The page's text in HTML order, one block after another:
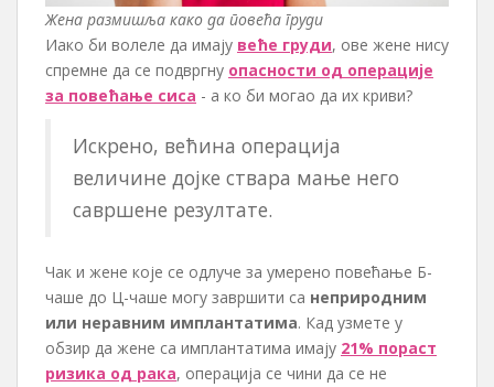
Жена размишља како да повећа груди
Иако би волеле да имају веће груди, ове жене нису
спремне да се подвргну опасности од операције
за повећање сиса - а ко би могао да их криви?
Искрено, већина операција
величине дојке ствара мање него
савршене резултате.
Чак и жене које се одлуче за умерено повећање Б-
чаше до Ц-чаше могу завршити са неприродним
или неравним имплантатима. Кад узмете у
обзир да жене са имплантатима имају 21% пораст
ризика од рака, операција се чини да се не